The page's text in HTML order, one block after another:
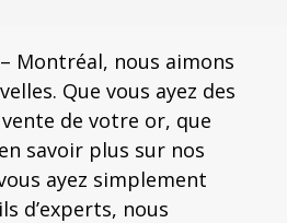
Montréal, nous aimons
Que vous ayez des
de votre or, que
savoir plus sur nos
ayez simplement
d’experts, nous